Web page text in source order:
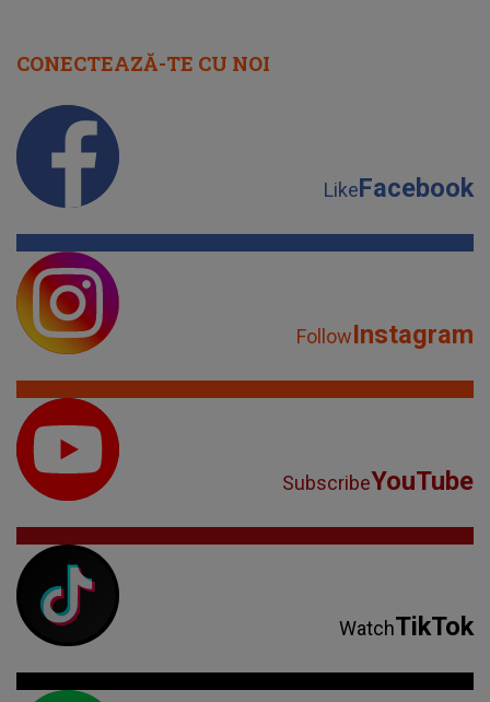
CONECTEAZĂ-TE CU NOI
LikeFacebook
FollowInstagram
SubscribeYouTube
WatchTikTok